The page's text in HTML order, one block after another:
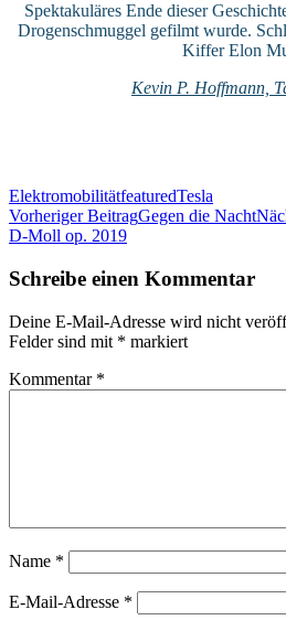
Spektakuläres Ende dieser
Drogenschmuggel gefilmt wurde.
Kiffer Elon
Kevin P. Hoffmann,
ElektromobilitätfeaturedTesla
Beitragsnavigation
Vorheriger BeitragGegen die Nacht
D-Moll op. 2019
Schreibe einen Kommentar
Deine E-Mail-Adresse wird nicht
Felder sind mit * markiert
Kommentar *
Name *
E-Mail-Adresse *